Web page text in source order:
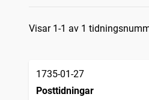
Visar 1-1 av 1
1735-01-27
Posttidningar